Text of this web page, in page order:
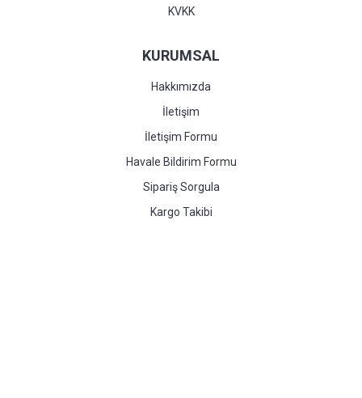
KVKK
KURUMSAL
Hakkımızda
İletişim
İletişim Formu
Havale Bildirim Formu
Sipariş Sorgula
Kargo Takibi